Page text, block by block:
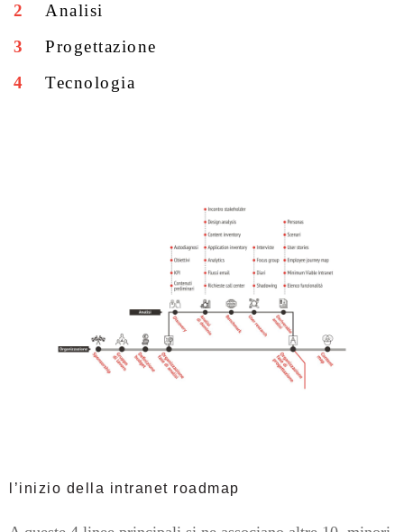
Analisi
Progettazione
Tecnologia
l’inizio della intranet roadmap